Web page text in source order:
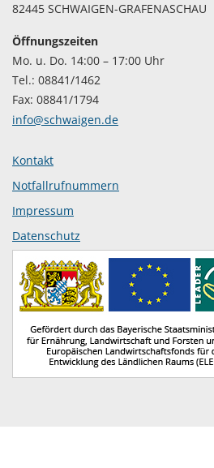
82445 SCHWAIGEN-GRAFENASCHAU
Öffnungszeiten
Mo. u. Do. 14:00 – 17:00 Uhr
Tel.: 08841/1462
Fax: 08841/1794
info@schwaigen.de
Kontakt
Notfallrufnummern
Impressum
Datenschutz